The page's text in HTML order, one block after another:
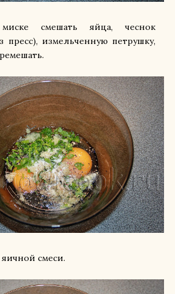
смешать яйца, чеснок
пресс), измельченную петрушку,
смеси.